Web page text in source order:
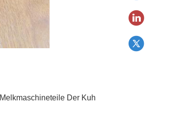
Melkmaschineteile Der Kuh